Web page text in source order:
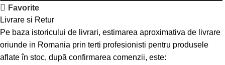
Favorite
Livrare si Retur
Pe baza istoricului de livrari, estimarea aproximativa de livrare
oriunde in Romania prin terti profesionisti pentru produsele
aflate în stoc, după confirmarea comenzii, este: